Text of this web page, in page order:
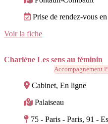
Prise de rendez-vous
Voir la fiche
Charlène Les sens au féminin
Accompagnement
Cabinet, En ligne
Palaiseau
75 - Paris - Paris, 91 -